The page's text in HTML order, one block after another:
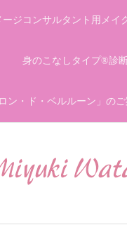
ージコンサルタント用メイ
身のこなしタイプ®診
ン・ド・ベルルーン」のご